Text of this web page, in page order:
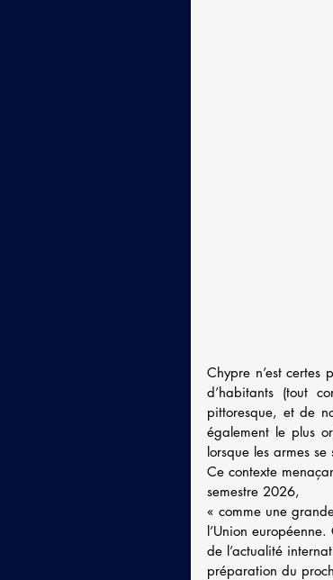
Chypre n’est
d’habitants (tout
pittoresque, et de
également le plus
lorsque les armes
Ce contexte
semestre 2026,
« comme une
l’Union
de l’actualité
préparation du